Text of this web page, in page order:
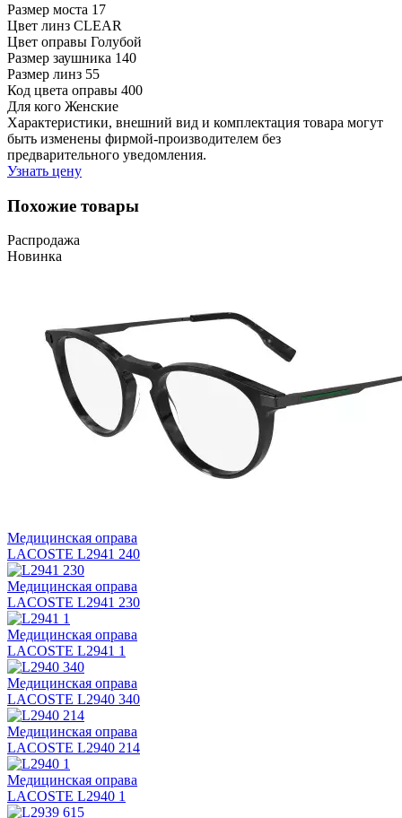
Размер моста 17
Цвет линз CLEAR
Цвет оправы Голубой
Размер заушника 140
Размер линз 55
Код цвета оправы 400
Для кого Женские
Характеристики, внешний вид и комплектация товара могут
быть изменены фирмой-производителем без
предварительного уведомления.
Узнать цену
Похожие товары
Распродажа
Новинка
Медицинская оправа
LACOSTE L2941 240
Медицинская оправа
LACOSTE L2941 230
Медицинская оправа
LACOSTE L2941 1
Медицинская оправа
LACOSTE L2940 340
Медицинская оправа
LACOSTE L2940 214
Медицинская оправа
LACOSTE L2940 1